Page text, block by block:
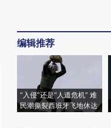
编辑推荐
“入侵”还是“人道危机” 难
民潮撕裂西班牙飞地休达